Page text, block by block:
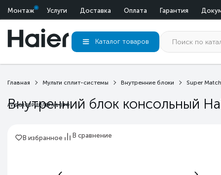
Монтаж Услуги Доставка Оплата Гарантия
AVIS GROUP ДИЛЕР №1 В РФ
Каталог товаров
Главная Мульти сплит-системы Внутренние блоки Super
Внутренний блок консольный
В избранное В сравнение